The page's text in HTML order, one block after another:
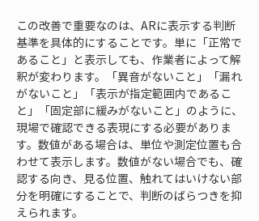
この改善で重要なのは、ARに表示する判断
基準を具体的にすることです。単に「正常で
あること」と表示しても、作業者によって解
釈が変わります。「異音がないこと」「漏れ
がないこと」「表示が指定範囲内であるこ
と」「固定部に緩みがないこと」のように、
現場で確認できる表現にする必要がありま
す。数値がある場合は、単位や測定位置も合
わせて表示します。数値がない場合でも、確
認する向き、見る位置、触れてはいけない部
分を明確にすることで、判断のばらつきを抑
えられます。